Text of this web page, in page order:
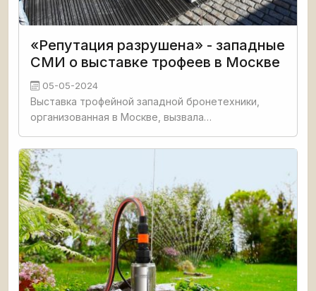
«Репутация разрушена» - западные
СМИ о выставке трофеев в Москве
05-05-2024
Выставка трофейной западной бронетехники,
организованная в Москве, вызвала